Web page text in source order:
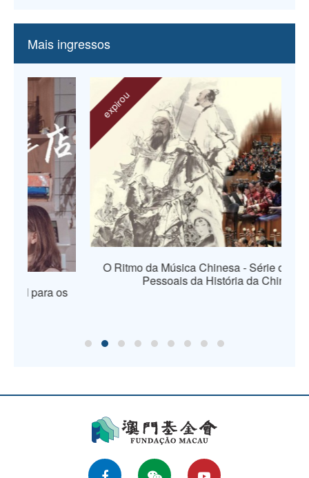
Mais ingressos
expirou
O Ritmo da Música Chinesa - Série de Figuras
Pessoais da História da China